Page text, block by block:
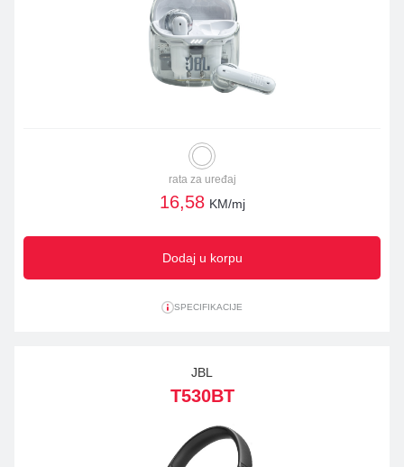
rata za uređaj
16,58 KM/mj
Dodaj u korpu
SPECIFIKACIJE
JBL
T530BT